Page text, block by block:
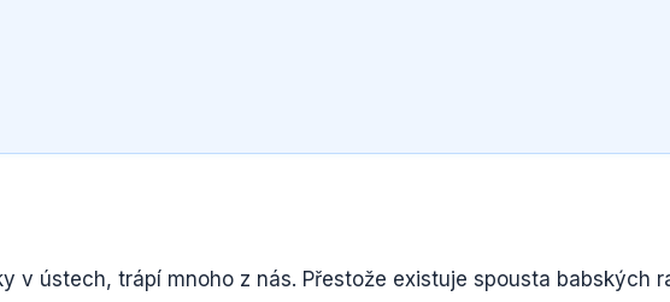
v ústech, trápí mnoho z nás. Přestože existuje spousta babských